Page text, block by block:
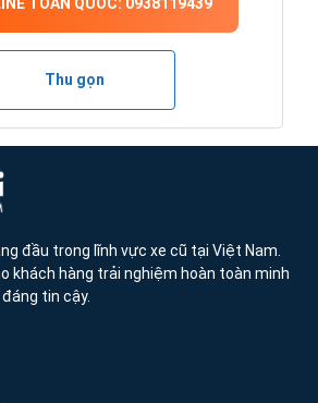
Thu gọn
đầu trong lĩnh vực xe cũ tại Việt Nam.
khách hàng trải nghiệm hoàn toàn minh
tin cậy.